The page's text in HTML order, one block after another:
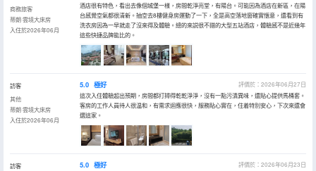
商務旅客
蒂朗·雲境大床房
入住於2026年06月
酒店很有特色，看出去像個城堡一樣，房間乾淨亮堂，有陽台。可能因為酒店在新區，在陽
台感覺空氣都很清新。抽空去8樓健身房運動了一下，全是高空落地窗確實愜意，還看到有
洗衣房因為一早就走了沒來得及體驗。總的來説很不錯的大型五站酒店，體驗感不是近幾年
這些快捷品牌能比的。
訪客
其他
蒂朗·雲境大床房
入住於2026年06月
5.0 極好
評價於：2026年06月27日
這次入住體驗超出預期，房間都打掃得乾乾淨淨，沒有一點污漬異味，還貼心提供馬桶套。
客房的工作人員待人很温和，有需求迴應很快，服務貼心實在，住着特別安心，下次來還會
選這家。
訪客
5.0 極好
評價於：2026年06月23日